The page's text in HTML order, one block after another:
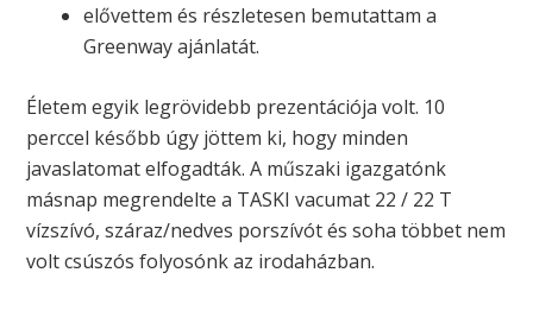
elővettem és részletesen bemutattam a
Greenway ajánlatát.
Életem egyik legrövidebb prezentációja volt. 10
perccel később úgy jöttem ki, hogy minden
javaslatomat elfogadták. A műszaki igazgatónk
másnap megrendelte a TASKI vacumat 22 / 22 T
vízszívó, száraz/nedves porszívót és soha többet nem
volt csúszós folyosónk az irodaházban.